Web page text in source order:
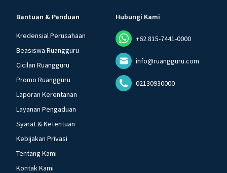
Bantuan & Panduan
Kredensial Perusahaan
Beasiswa Ruangguru
Cicilan Ruangguru
Promo Ruangguru
Laporan Kerentanan
Layanan Pengaduan
Syarat & Ketentuan
Kebijakan Privasi
Tentang Kami
Kontak Kami
Hubungi Kami
+62 815-7441-0000
info@ruangguru.com
02130930000